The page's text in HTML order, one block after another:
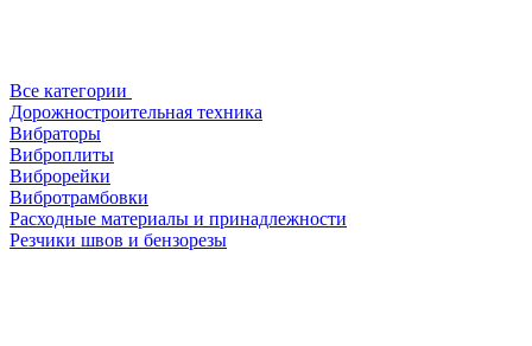
Все категории
Дорожностроительная техника
Вибраторы
Виброплиты
Виброрейки
Вибротрамбовки
Расходные материалы и принадлежности
Резчики швов и бензорезы